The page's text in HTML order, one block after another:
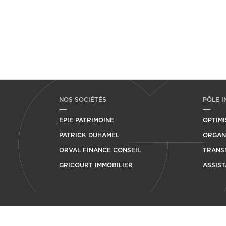
NOS SOCIÉTÉS
EPIE PATRIMOINE
PATRICK DUHAMEL
ORVAL FINANCE CONSEIL
GRICOURT IMMOBILIER
PÔLE